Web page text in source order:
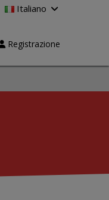
Italiano
Registrazione